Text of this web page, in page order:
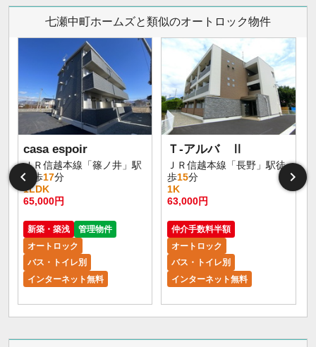
七瀬中町ホームズと類似のオートロック物件
casa espoir
ＪＲ信越本線「篠ノ井」駅
徒歩17分
1LDK
65,000円
新築・築浅
管理物件
オートロック
バス・トイレ別
インターネット無料
Ｔ-アルバ Ⅱ
ＪＲ信越本線「長野」駅徒
歩15分
1K
63,000円
仲介手数料半額
オートロック
バス・トイレ別
インターネット無料